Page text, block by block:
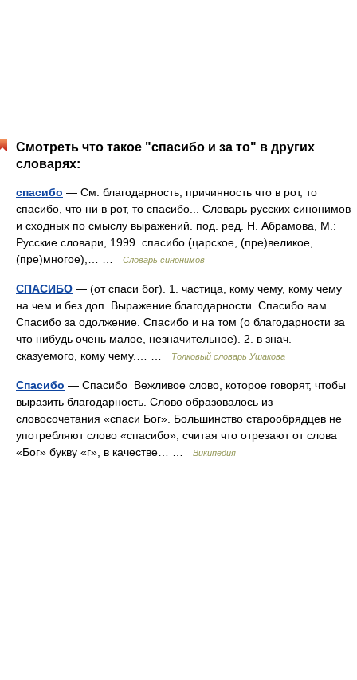
Смотреть что такое "спасибо и за то" в других
словарях:
спасибо — См. благодарность, причинность что в рот, то
спасибо, что ни в рот, то спасибо... Словарь русских синонимов
и сходных по смыслу выражений. под. ред. Н. Абрамова, М.:
Русские словари, 1999. спасибо (царское, (пре)великое,
(пре)многое),… …
Словарь синонимов
СПАСИБО — (от спаси бог). 1. частица, кому чему, кому чему
на чем и без доп. Выражение благодарности. Спасибо вам.
Спасибо за одолжение. Спасибо и на том (о благодарности за
что нибудь очень малое, незначительное). 2. в знач.
сказуемого, кому чему.… …
Толковый словарь Ушакова
Спасибо — Спасибо Вежливое слово, которое говорят, чтобы
выразить благодарность. Слово образовалось из
словосочетания «спаси Бог». Большинство старообрядцев не
употребляют слово «спасибо», считая что отрезают от слова
«Бог» букву «г», в качестве… …
Википедия